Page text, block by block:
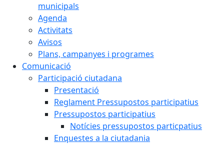
municipals
Agenda
Activitats
Avisos
Plans, campanyes i programes
Comunicació
Participació ciutadana
Presentació
Reglament Pressupostos participatius
Pressupostos participatius
Notícies pressupostos particpatius
Enquestes a la ciutadania